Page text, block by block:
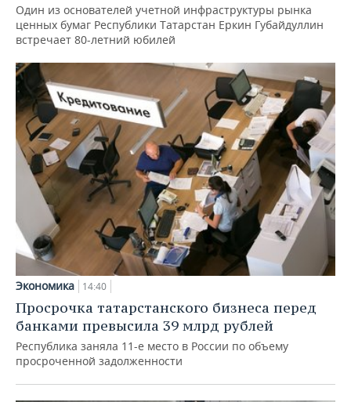
Один из основателей учетной инфраструктуры рынка
ценных бумаг Республики Татарстан Еркин Губайдуллин
встречает 80-летний юбилей
Экономика 14:40
Просрочка татарстанского бизнеса перед
банками превысила 39 млрд рублей
Республика заняла 11-е место в России по объему
просроченной задолженности